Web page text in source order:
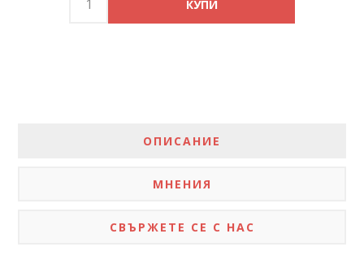
ОПИСАНИЕ
МНЕНИЯ
СВЪРЖЕТЕ СЕ С НАС